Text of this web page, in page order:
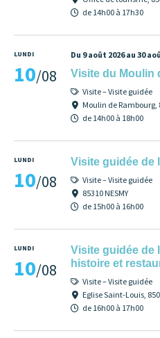
de 14h00 à 17h30
LUNDI
10/08
Du 9 août 2026 au 30
Visite du Moulin
Visite – Visite guidée
Moulin de Rambourg,
de 14h00 à 18h00
LUNDI
10/08
Visite guidée de
Visite – Visite guidée
85310 NESMY
de 15h00 à 16h00
LUNDI
10/08
Visite guidée de
histoire et
Visite – Visite guidée
Eglise Saint-Louis,
de 16h00 à 17h00